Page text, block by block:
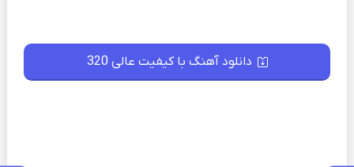
دانلود آهنگ با کیفیت عالی 320